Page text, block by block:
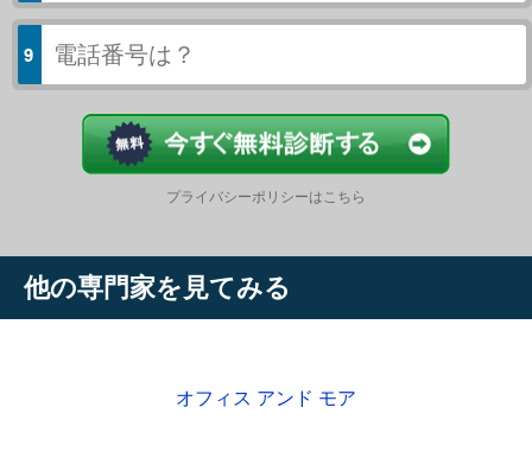
プライバシーポリシーはこちら
他の専門家を見てみる
オフィス アンド モア